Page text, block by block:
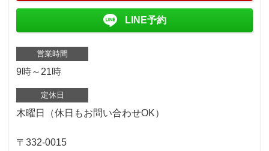
LINE予約
営業時間
9時～21時
定休日
木曜日（休日もお問い合わせOK）
〒332-0015